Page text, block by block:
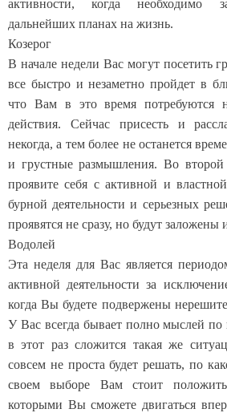
активности, когда необходимо
дальнейших планах на жизнь.
Козерог
В начале недели Вас могут посетить
все быстро и незаметно пройдет в
что Вам в это время потребуются
действия. Сейчас присесть и
некогда, а тем более не останется
и грустные размышления. Во
проявите себя с активной и
бурной деятельности и серьезных
проявятся не сразу, но будут заложены
Водолей
Эта неделя для Вас является
активной деятельности за
когда Вы будете подвержены
У Вас всегда бывает полно мыслей по
в этот раз сложится такая же
совсем не проста будет решать, по
своем выборе Вам стоит
которыми Вы сможете двигаться